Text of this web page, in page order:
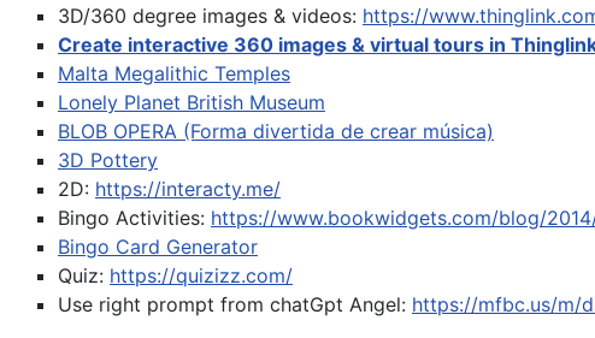
3D/360 degree images & videos: https://
Create interactive 360 images & virtual tours in
Malta Megalithic Temples
Lonely Planet British Museum
BLOB OPERA (Forma divertida de crear música)
3D Pottery
2D: https://interacty.me/
Bingo Activities: https://www.bookwidgets.com/blog/
Bingo Card Generator
Quiz: https://quizizz.com/
Use right prompt from chatGpt Angel: https://mfbc.us/m/